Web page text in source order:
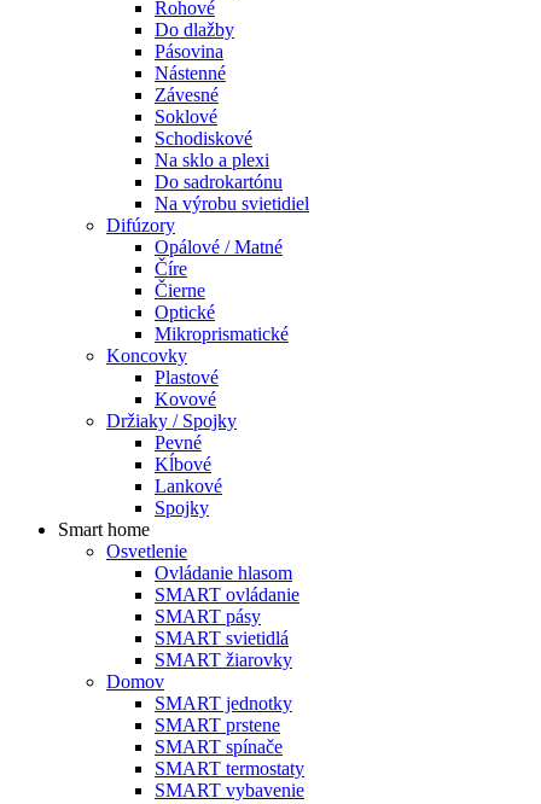
Rohové
Do dlažby
Pásovina
Nástenné
Závesné
Soklové
Schodiskové
Na sklo a plexi
Do sadrokartónu
Na výrobu svietidiel
Difúzory
Opálové / Matné
Číre
Čierne
Optické
Mikroprismatické
Koncovky
Plastové
Kovové
Držiaky / Spojky
Pevné
Kĺbové
Lankové
Spojky
Smart home
Osvetlenie
Ovládanie hlasom
SMART ovládanie
SMART pásy
SMART svietidlá
SMART žiarovky
Domov
SMART jednotky
SMART prstene
SMART spínače
SMART termostaty
SMART vybavenie